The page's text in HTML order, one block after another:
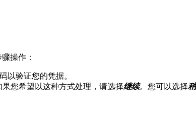
操作：
以验证您的凭据。
您希望以这种方式处理，请选择继续。您可以选择